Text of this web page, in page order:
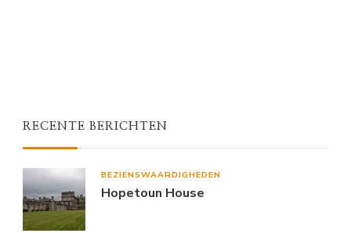
RECENTE BERICHTEN
BEZIENSWAARDIGHEDEN
Hopetoun House